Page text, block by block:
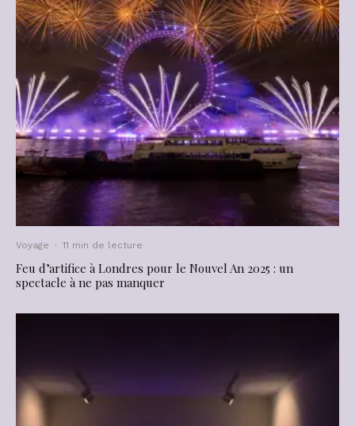
Voyage · 11 min de lecture
Feu d’artifice à Londres pour le Nouvel An 2025 : un
spectacle à ne pas manquer